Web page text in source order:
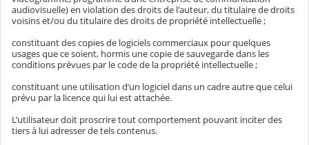
audiovisuelle) en violation des droits de l'auteur, du titulaire de droits
voisins et/ou du titulaire des droits de propriété intellectuelle ;
constituant des copies de logiciels commerciaux pour quelques
usages que ce soient, hormis une copie de sauvegarde dans les
conditions prévues par le code de la propriété intellectuelle ;
constituant une utilisation d’un logiciel dans un cadre autre que celui
prévu par la licence qui lui est attachée.
L’utilisateur doit proscrire tout comportement pouvant inciter des
tiers à lui adresser de tels contenus.